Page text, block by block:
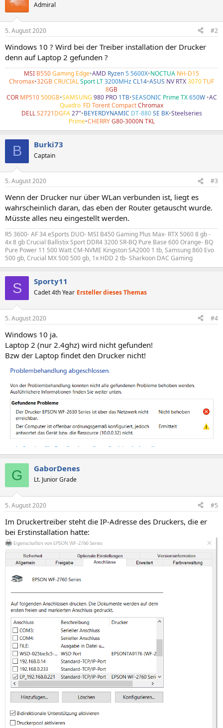
Admiral
5. August 2020 #2
Windows 10 ? Wird bei der Treiber installation der Drucker
denn auf Laptop 2 gefunden ?
MSI B550Gaming Edge•AMD Ryzen5 5600X•NOCTUA NH-D15
Chromax•32GBCRUCIALSport LT3200MHzCL14•ASUS NV RTX3070TUF
8GB
COR MP510 500GB•SAMSUNG 980 PRO 1TB•SEASONIC Prime TX 650W•AC
Quadro FD Torent CompactChromax
DELL S2721DGFA 27"•BEYERDYNAMIC DT-880SE BK•Steelseries
Prime•CHERRY G80-3000N TKL
B Burki73
Captain
5. August 2020 #3
Wenn der Drucker nur über WLan verbunden ist, liegt es
wahrscheinlich daran, das eben der Router getauscht wurde.
Müsste alles neu eingestellt werden.
R5 3600- AF 34 eSports DUO- MSI B450 Gaming Plus Max- RTX 5060 8 gb -
4x 8 gb Crucial Ballistix Sport DDR4 3200 SR-BQ Pure Base 600 Orange- BQ
Pure Power 11 500 Watt CM-NVME Kingston SA2000 1 tb, Samsung 860 Evo
500 gb, Crucial MX 500 500 gb, 1x HDD 2 tb- Sharkoon DAC Gaming
S Sporty11
Cadet 4th Year Ersteller dieses Themas
5. August 2020 #4
Windows 10 ja.
Laptop 2 (nur 2.4ghz) wird nicht gefunden!
Bzw der Laptop findet den Drucker nicht!
G GaborDenes
Lt. Junior Grade
5. August 2020 #5
Im Druckertreiber steht die IP-Adresse des Druckers, die er
bei Erstinstallation hatte: